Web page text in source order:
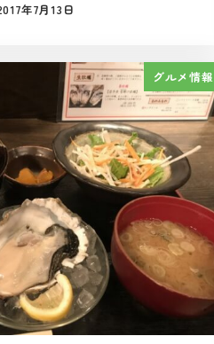
稿日
年7月13日
グルメ情報